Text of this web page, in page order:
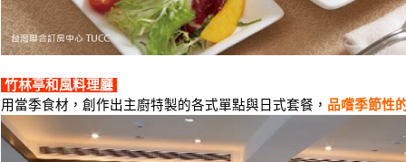
竹林亭和風料理廳
用當季食材，創作出主廚特製的各式單點與日式套餐， 品嚐季節性